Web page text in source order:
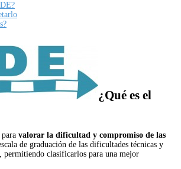
¿Qué es el
valorar la dificultad y compromiso de las
de graduación de las dificultades técnicas y
permitiendo clasificarlos para una mejor